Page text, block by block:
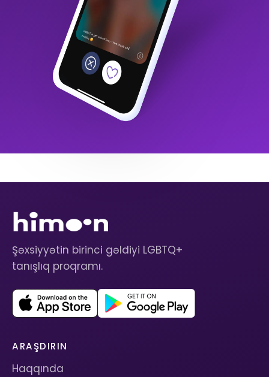
Şəxsiyyətin birinci gəldiyi LGBTQ+
tanışlıq proqramı.
ARAŞDIRIN
Haqqında